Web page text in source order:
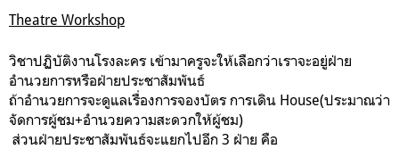
Theatre Workshop
วิชาปฏิบัติงานโรงละคร เข้ามาครูจะให้เลือกว่าเราจะอยู่ฝ่าย
อำนวยการหรือฝ่ายประชาสัมพันธ์
ถ้าอำนวยการจะดูแลเรื่องการจองบัตร การเดิน House(ประมาณว่า
จัดการผู้ชม+อำนวยความสะดวกให้ผู้ชม)
ส่วนฝ่ายประชาสัมพันธ์จะแยกไปอีก 3 ฝ่าย คือ